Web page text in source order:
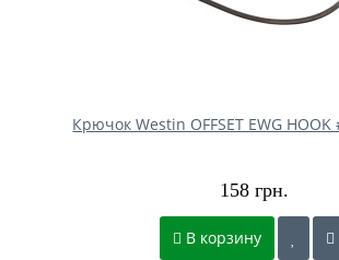
Крючок Westin OFFSET EWG
158 грн.
В корзину